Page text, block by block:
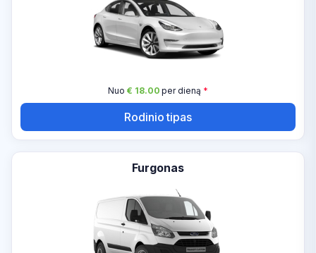
Nuo € 18.00 per dieną *
Rodinio tipas
Furgonas